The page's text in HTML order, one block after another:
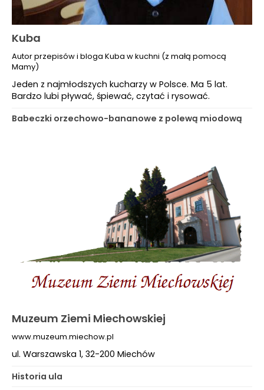
Kuba
Autor przepisów i bloga Kuba w kuchni (z małą pomocą
Mamy)
Jeden z najmłodszych kucharzy w Polsce. Ma 5 lat.
Bardzo lubi pływać, śpiewać, czytać i rysować.
Babeczki orzechowo-bananowe z polewą miodową
Muzeum Ziemi Miechowskiej
www.muzeum.miechow.pl
ul. Warszawska 1, 32-200 Miechów
Historia ula